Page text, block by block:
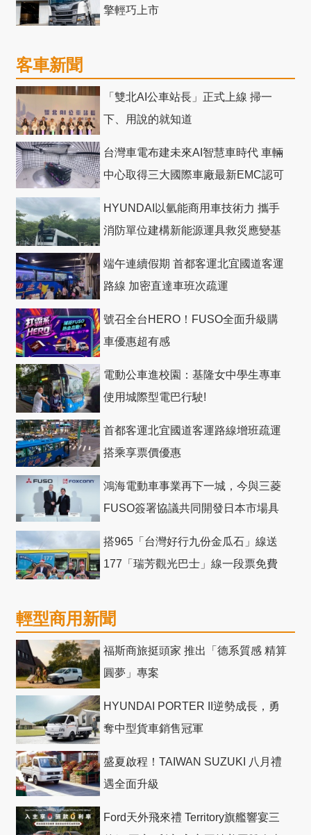
擎輕巧上市
客車新聞
「雙北AI公車站長」正式上線 掃一
下、用說的就知道
台灣車電布建未來AI智慧車時代 車輛
中心取得三大國際車廠最新EMC認可
HYUNDAI以氫能商用車技術力 攜手
消防單位建構新能源運具救災應變基
端午連續假期 首都客運北宜國道客運
路線 加密直達車班次疏運
號召全台HERO！FUSO全面升級購
車優惠超有感
電動公車進校園：基隆女中學生專車
使用城際型電巴行駛!
首都客運北宜國道客運路線增班疏運
搭乘享票價優惠
鴻海電動車事業再下一城，今與三菱
FUSO簽署協議共同開發日本市場具
搭965「台灣好行九份金瓜石」線送
177「瑞芳觀光巴士」線一段票免費
輕型商用新聞
福斯商旅挺頭家 推出「德系質感 精算
圓夢」專案
HYUNDAI PORTER II逆勢成長，勇
奪中型貨車銷售冠軍
盛夏啟程！TAIWAN SUZUKI 八月禮
遇全面升級
Ford天外飛來禮 Territory旗艦響宴三